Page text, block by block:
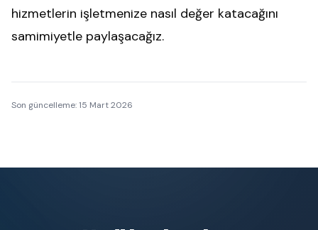
hizmetlerin işletmenize nasıl değer katacağını
samimiyetle paylaşacağız.
Son güncelleme:15 Mart 2026